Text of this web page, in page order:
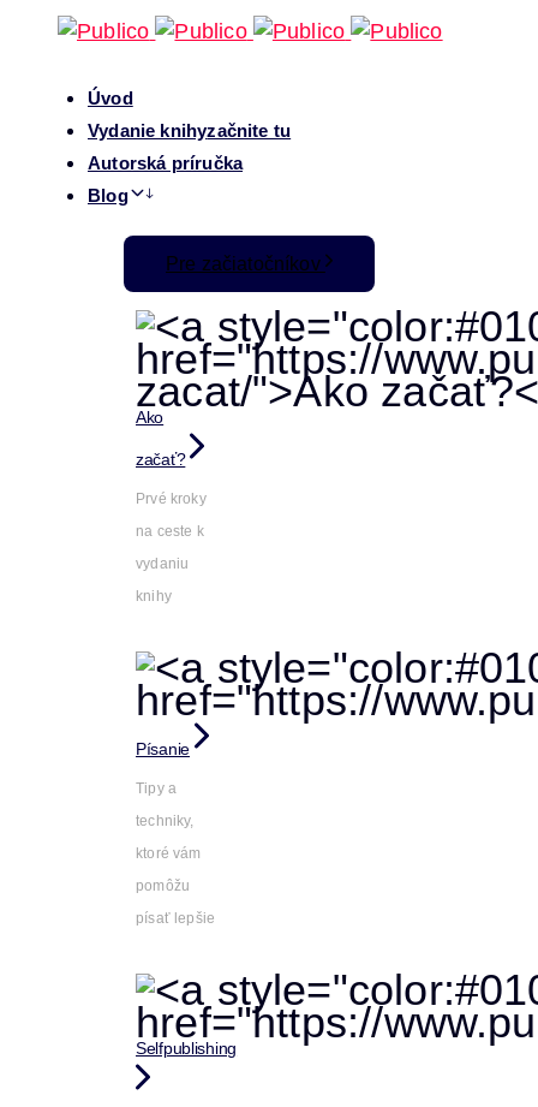
Úvod
Vydanie knihyzačnite tu
Autorská príručka
Blog
Pre začiatočníkov
Ako
začať?
Prvé kroky
na ceste k
vydaniu
knihy
Písanie
Tipy a
techniky,
ktoré vám
pomôžu
písať lepšie
Selfpublishing